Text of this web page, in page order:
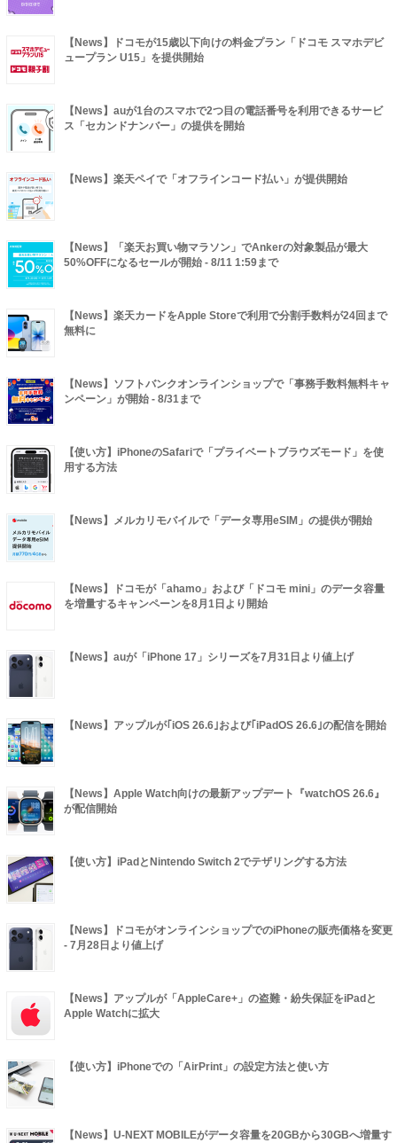
【News】ドコモが15歳以下向けの料金プラン「ドコモ スマホデビ
ュープラン U15」を提供開始
【News】auが1台のスマホで2つ目の電話番号を利用できるサービ
ス「セカンドナンバー」の提供を開始
【News】楽天ペイで「オフラインコード払い」が提供開始
【News】「楽天お買い物マラソン」でAnkerの対象製品が最大
50%OFFになるセールが開始 - 8/11 1:59まで
【News】楽天カードをApple Storeで利用で分割手数料が24回まで
無料に
【News】ソフトバンクオンラインショップで「事務手数料無料キャ
ンペーン」が開始 - 8/31まで
【使い方】iPhoneのSafariで「プライベートブラウズモード」を使
用する方法
【News】メルカリモバイルで「データ専用eSIM」の提供が開始
【News】ドコモが「ahamo」および「ドコモ mini」のデータ容量
を増量するキャンペーンを8月1日より開始
【News】auが「iPhone 17」シリーズを7月31日より値上げ
【News】アップルが｢iOS 26.6｣および｢iPadOS 26.6｣の配信を開始
【News】Apple Watch向けの最新アップデート『watchOS 26.6』
が配信開始
【使い方】iPadとNintendo Switch 2でテザリングする方法
【News】ドコモがオンラインショップでのiPhoneの販売価格を変更
- 7月28日より値上げ
【News】アップルが「AppleCare+」の盗難・紛失保証をiPadと
Apple Watchに拡大
【使い方】iPhoneでの「AirPrint」の設定方法と使い方
【News】U-NEXT MOBILEがデータ容量を20GBから30GBへ増量す